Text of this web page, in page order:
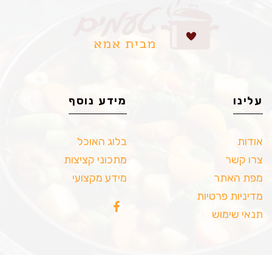
עלינו
אודות
צרו קשר
מפת האתר
מדיניות פרטיות
תנאי שימוש
מידע נוסף
בלוג האוכל
מתכוני קציצות
מידע מקצועי